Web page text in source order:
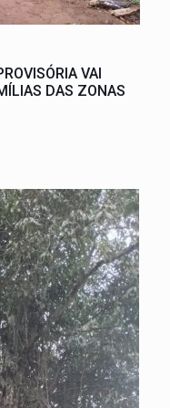
VAI
DAS ZONAS